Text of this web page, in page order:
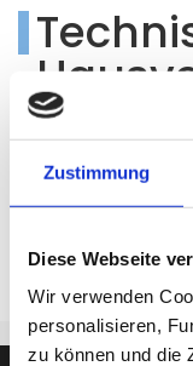
Zustimmung
Diese Webseite
Wir verwenden
personalisieren,
zu können und die
Sie finden uns
unter der
Raum: 2.0.15